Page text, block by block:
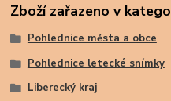
Zboží zařazeno v
Pohlednice města a obce
Pohlednice letecké snímky
Liberecký kraj